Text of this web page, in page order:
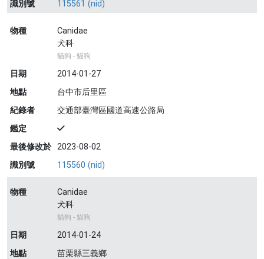
識別號
115561 (nid)
物種
Canidae
犬科
貓狗 - 貓狗
日期
2014-01-27
地點
台中市后里區
紀錄者
交通部臺灣區國道高速公路局
鑑定
最後修改於 2023-08-02
識別號
115560 (nid)
物種
Canidae
犬科
貓狗 - 貓狗
日期
2014-01-24
地點
苗栗縣三義鄉